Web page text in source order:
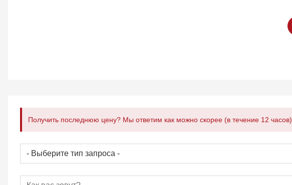
Получить последнюю цену? Мы ответим как можно скорее (в течение 12 часов)